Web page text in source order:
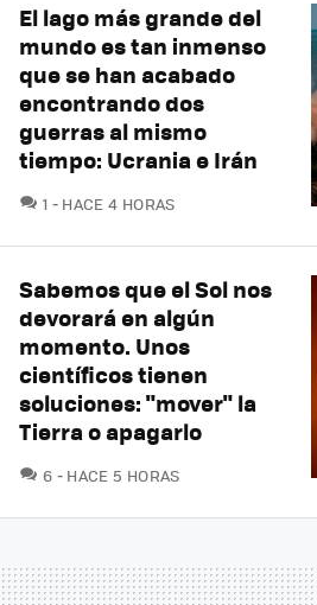
El lago más grande del
mundo es tan inmenso
que se han acabado
encontrando dos
guerras al mismo
tiempo: Ucrania e Irán
1 COMENTARIOS
HACE 4 HORAS
Sabemos que el Sol nos
devorará en algún
momento. Unos
científicos tienen
soluciones: "mover" la
Tierra o apagarlo
6 COMENTARIOS
HACE 5 HORAS